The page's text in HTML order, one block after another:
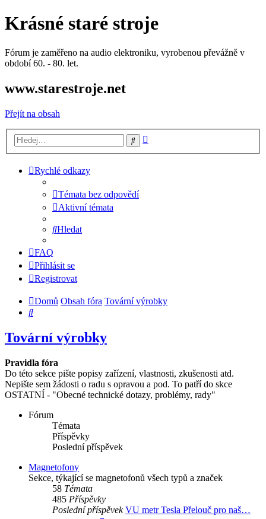
Krásné staré stroje
Fórum je zaměřeno na audio elektroniku, vyrobenou převážně v
období 60. - 80. let.
www.starestroje.net
Přejít na obsah
Hledat
Rychlé odkazy
Témata bez odpovědí
Aktivní témata
Hledat
FAQ
Přihlásit se
Registrovat
Domů Obsah fóra Tovární výrobky
Hledat
Tovární výrobky
Pravidla fóra
Do této sekce pište popisy zařízení, vlastnosti, zkušenosti atd.
Nepište sem žádosti o radu s opravou a pod. To patří do skce
OSTATNÍ - "Obecné technické dotazy, problémy, rady"
Fórum
Témata
Příspěvky
Poslední příspěvek
Magnetofony
Sekce, týkající se magnetofonů všech typů a značek
58 Témata
485 Příspěvky
Poslední příspěvek VU metr Tesla Přelouč pro naš…